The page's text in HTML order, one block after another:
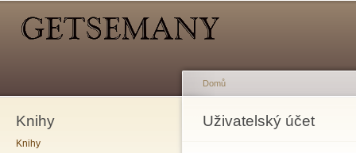
Knihy
Knihy
Jste zde
Domů
Uživatelský účet
Hlavní záložky